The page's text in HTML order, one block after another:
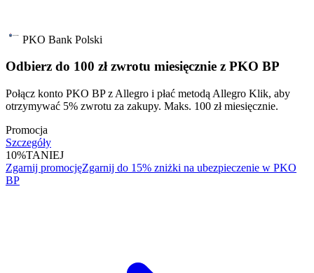
PKO Bank Polski
Odbierz do 100 zł zwrotu miesięcznie z PKO BP
Połącz konto PKO BP z Allegro i płać metodą Allegro Klik, aby
otrzymywać 5% zwrotu za zakupy. Maks. 100 zł miesięcznie.
Promocja
Szczegóły
10%TANIEJ
Zgarnij promocjęZgarnij do 15% zniżki na ubezpieczenie w PKO
BP